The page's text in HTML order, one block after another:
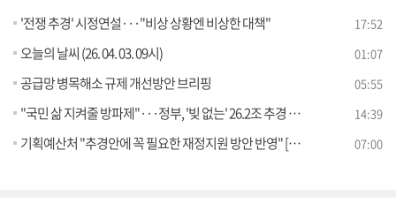
'전쟁 추경' 시정연설···"비상 상황엔 비상한 대책" 17:52
오늘의 날씨 (26. 04. 03. 09시) 01:07
공급망 병목해소 규제 개선방안 브리핑 05:55
"국민 삶 지켜줄 방파제"···정부, '빚 없는' 26.2조 추경 편성 14:39
기획예산처 "추경안에 꼭 필요한 재정지원 방안 반영" [정책 바로보기] 07:00